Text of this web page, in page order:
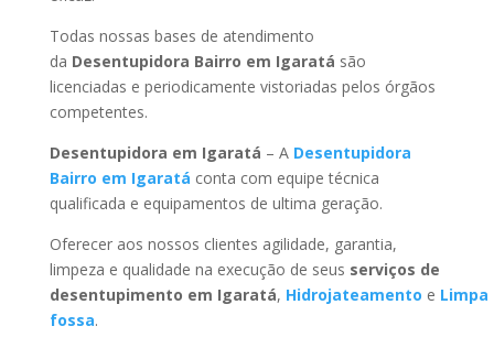
Todas nossas bases de atendimento
da Desentupidora Bairro em Igaratá são
licenciadas e periodicamente vistoriadas pelos órgãos
competentes.
Desentupidora em Igaratá – A Desentupidora
Bairro em Igaratá conta com equipe técnica
qualificada e equipamentos de ultima geração.
Oferecer aos nossos clientes agilidade, garantia,
limpeza e qualidade na execução de seus serviços de
desentupimento em Igaratá, Hidrojateamento e Limpa
fossa.